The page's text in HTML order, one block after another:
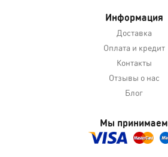
Информация
Доставка
Оплата и кредит
Контакты
Отзывы о нас
Блог
Мы принимаем